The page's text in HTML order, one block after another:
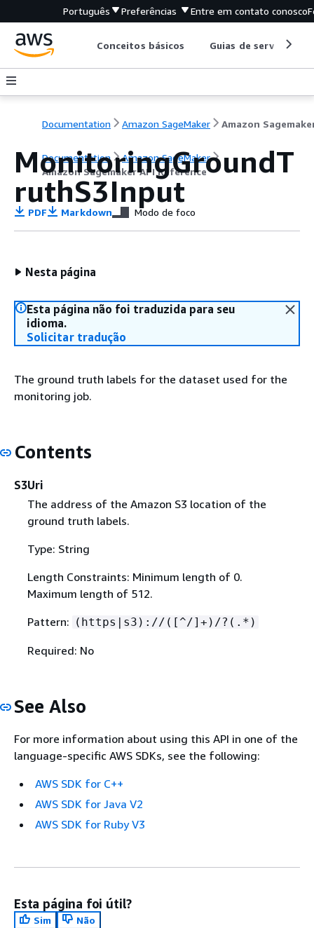
Português Preferências Entre em contato conosco
Conceitos básicos Guias de serviço
Documentation Amazon SageMaker
Documentation
Amazon SageMaker
Amazon Sagemaker API Reference
MonitoringGroundT
ruthS3Input
PDF Markdown Modo de foco
Nesta página
Esta página não foi traduzida para seu
idioma.
Solicitar tradução
The ground truth labels for the dataset used for the
monitoring job.
Contents
S3Uri
The address of the Amazon S3 location of the
ground truth labels.
Type: String
Length Constraints: Minimum length of 0.
Maximum length of 512.
Pattern: (https|s3)://([^/]+)/?(.*)
Required: No
See Also
For more information about using this API in one of the
language-specific AWS SDKs, see the following:
AWS SDK for C++
AWS SDK for Java V2
AWS SDK for Ruby V3
Esta página foi útil?
Sim
Não